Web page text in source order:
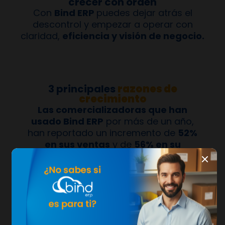
Con Bind ERP puedes dejar atrás el
descontrol y empezar a operar con
claridad, eficiencia y visión de negocio.
3 principales razones de
crecimiento
Las comercializadoras que han
usado Bind ERP por más de un año,
han reportado un incremento de 52%
en sus ventas y de 56% en su
productividad laboral.
Control de inventarios